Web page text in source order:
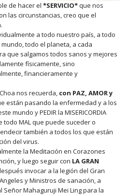
de hacer el *SERVICIO*que nos
las circunstancias, creo que el
a todo nuestro país, a todo
todo el planeta, a cada
que salgamos todos sanos y mejores
físicamente, sino
financieramente y
nos recuerda, con PAZ, AMOR y
están pasando la enfermedad y a los
mundo y PEDIR la MISERICORDIA
todo MAL que puede suceder o
también a todos los que están
del virus.
la Meditación en Corazones
y luego seguir con LA GRAN
invocar a la legión del Gran
y Ministros de sanación, a
Señor Mahaguruji Mei Ling para la